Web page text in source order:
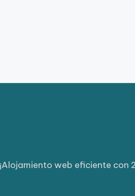
¡Alojamiento web eficiente con